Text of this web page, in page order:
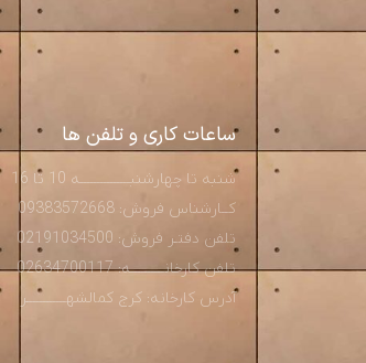
ساعات کاری و تلفن ها
شنبه تا چهارشنبـــــــــــــــه 10 تا 16
کــارشناس فروش: 09383572668
تلفن دفتـر فروش: 02191034500
تلفن کارخانــــــــــه: 02634700117
آدرس کارخانه: کرج کمالشهــــــــــــر